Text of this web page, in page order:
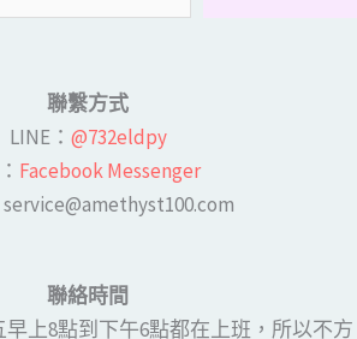
聯繫方式
LINE​： @732eldpy
Facebook Messenger
聯絡時間
上8點到下午6點都在上班，所以不方